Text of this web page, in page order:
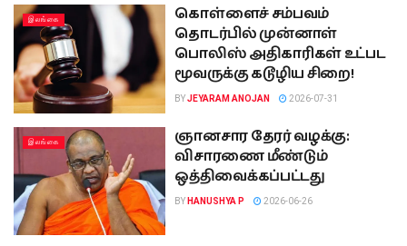
இலங்கை
கொள்ளைச் சம்பவம்
தொடர்பில் முன்னாள்
பொலிஸ் அதிகாரிகள் உட்பட
மூவருக்கு கடூழிய சிறை!
BYJEYARAM ANOJAN 2026-07-31
இலங்கை
ஞானசார தேரர் வழக்கு:
விசாரணை மீண்டும்
ஒத்திவைக்கப்பட்டது
BY HANUSHYA P 2026-06-26